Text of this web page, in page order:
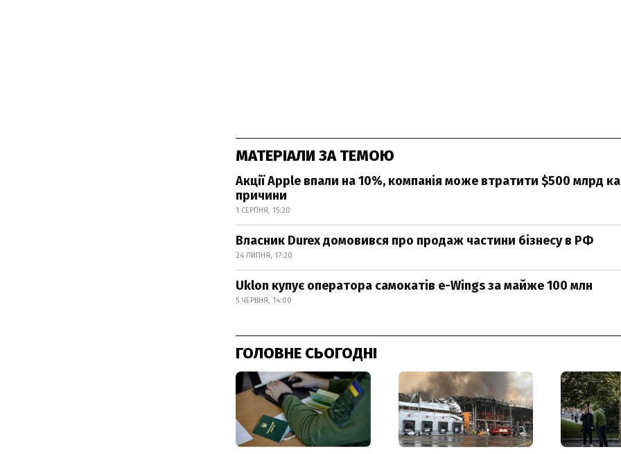
МАТЕРІАЛИ ЗА ТЕМОЮ
Акції Apple впали на 10%, компанія може втратити $500 млрд
причини
1 СЕРПНЯ, 15:20
Власник Durex домовився про продаж частини бізнесу в РФ
24 ЛИПНЯ, 17:20
Uklon купує оператора самокатів e-Wings за майже 100 млн
5 ЧЕРВНЯ, 14:00
ГОЛОВНЕ СЬОГОДНІ